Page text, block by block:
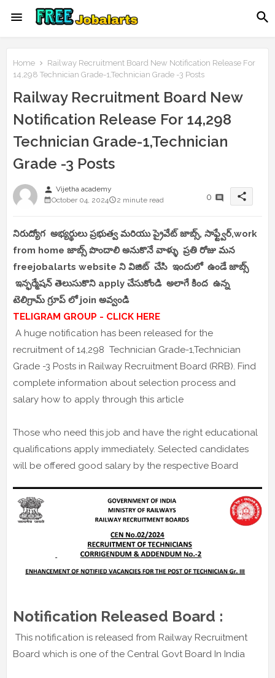
Home
Railway Recruitment Board New Notification Release For
14,298 Technician Grade-1,Technician Grade -3 Posts
Railway Recruitment Board New
Notification Release For 14,298
Technician Grade-1,Technician
Grade -3 Posts
person Vijetha academy
October 04, 2024
2 minute read 0 share
నిరుద్యోగ అభ్యర్థులు ప్రభుత్వ మరియు ప్రైవేట్ జాబ్స్, సాఫ్ట్వేర్,work
from home జాబ్స్ పొందాలి అనుకొనే వాళ్ళు ప్రతి రోజు మన
freejobalarts website ని విజిట్ చేసి ఇందులో ఉండే జాబ్స్
ఇన్ఫర్మేషన్ తెలుసుకొని apply చేసుకోండి అలాగే కింద ఉన్న
టెలిగ్రామ్ గ్రూప్ లో join అవ్వండి
TELIGRAM GROUP - CLICK HERE
A huge notification has been released for the
recruitment of 14,298 Technician Grade-1,Technician
Grade -3 Posts in Railway Recruitment Board (RRB). Find
complete information about selection process and
salary how to apply through this article
Those who need this job and have the right educational
qualifications apply immediately. Selected candidates
will be offered good salary by the respective Board
Notification Released Board :
This notification is released from Railway Recruitment
Board which is one of the Central Govt Board In India